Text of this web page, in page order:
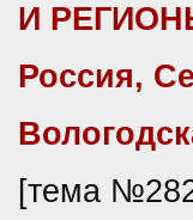
И
Россия,
[тема